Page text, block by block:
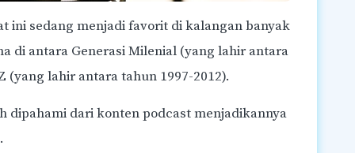
ini sedang menjadi favorit di kalangan banyak
di antara Generasi Milenial (yang lahir antara
(yang lahir antara tahun 1997-2012).
dipahami dari konten podcast menjadikannya